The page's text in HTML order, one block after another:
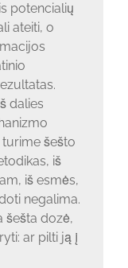
potencialių
ateiti, o
dalies
šešto
iš
iš esmės,
negalima.
šešta dozė,
ar pilti ją į